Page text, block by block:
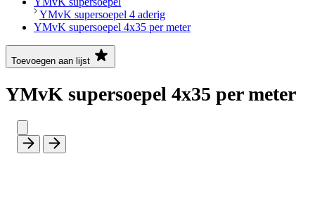
YMvK supersoepel 4 aderig
YMvK supersoepel 4x35 per meter
Toevoegen aan lijst
YMvK supersoepel 4x35 per meter